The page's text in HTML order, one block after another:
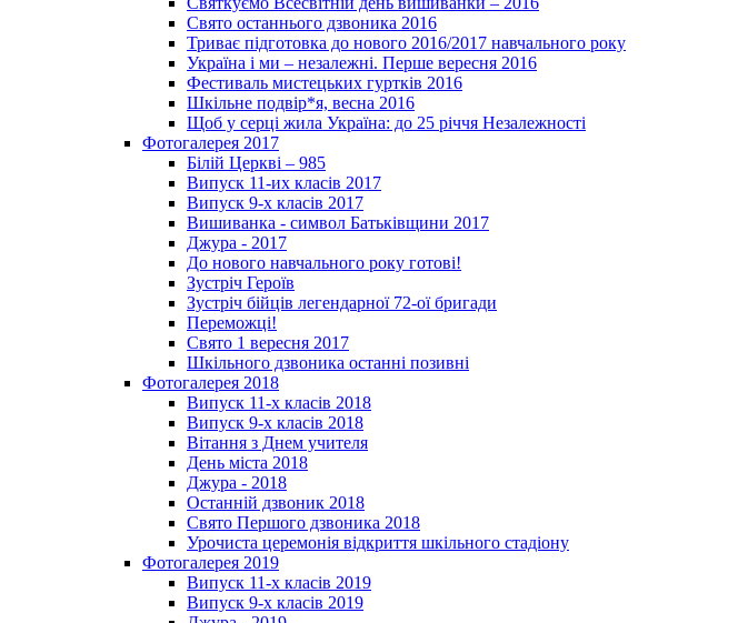
Свято останнього дзвоника 2016
Триває підготовка до нового 2016/2017 навчального року
Україна і ми – незалежні. Перше вересня 2016
Фестиваль мистецьких гуртків 2016
Шкільне подвір*я, весна 2016
Щоб у серці жила Україна: до 25­ річчя Незалежності
Фотогалерея 2017
Білій Церкві – 985
Випуск 11-их класів 2017
Випуск 9-х класів 2017
Вишиванка - символ Батьківщини 2017
Джура - 2017
До нового навчального року готові!
Зустріч Героїв
Зустріч бійців легендарної 72-ої бригади
Переможці!
Свято 1 вересня 2017
Шкільного дзвоника останні позивні
Фотогалерея 2018
Випуск 11-х класів 2018
Випуск 9-х класів 2018
Вітання з Днем учителя
День міста 2018
Джура - 2018
Останній дзвоник 2018
Свято Першого дзвоника 2018
Урочиста церемонія відкриття шкільного стадіону
Фотогалерея 2019
Випуск 11-х класів 2019
Випуск 9-х класів 2019